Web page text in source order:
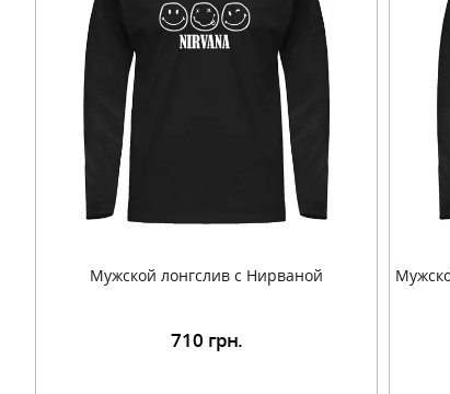
Мужской лонгслив с Нирваной
710 грн.
Подробнее